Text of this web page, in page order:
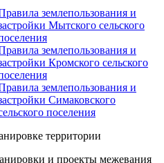
землепользования и
Мытского сельского
землепользования и
Кромского сельского
землепользования и
Симаковского
поселения
территории
и проекты межевания